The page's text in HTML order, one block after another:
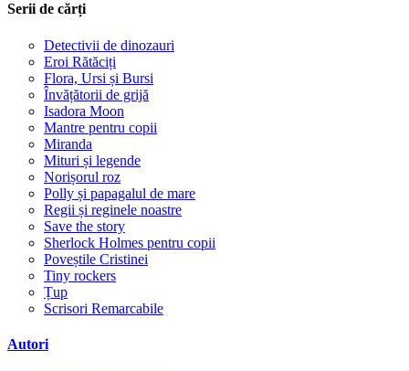
Serii de cărți
Detectivii de dinozauri
Eroi Rătăciți
Flora, Ursi și Bursi
Învățătorii de grijă
Isadora Moon
Mantre pentru copii
Miranda
Mituri și legende
Norișorul roz
Polly și papagalul de mare
Regii și reginele noastre
Save the story
Sherlock Holmes pentru copii
Poveștile Cristinei
Tiny rockers
Țup
Scrisori Remarcabile
Autori